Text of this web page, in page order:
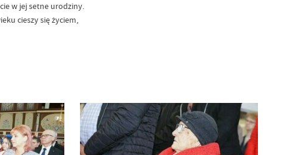
w jej setne urodziny.
cieszy się życiem,